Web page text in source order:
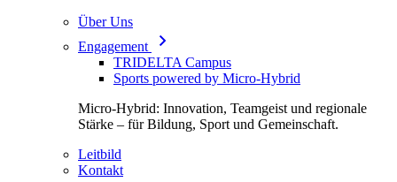
Über Uns
Engagement
TRIDELTA Campus
Sports powered by Micro-Hybrid
Micro-Hybrid: Innovation, Teamgeist und regionale
Stärke – für Bildung, Sport und Gemeinschaft.
Leitbild
Kontakt